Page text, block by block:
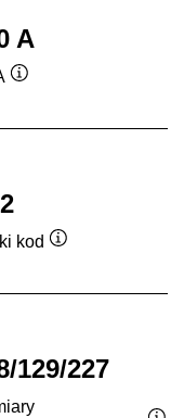
A
kod
129/227